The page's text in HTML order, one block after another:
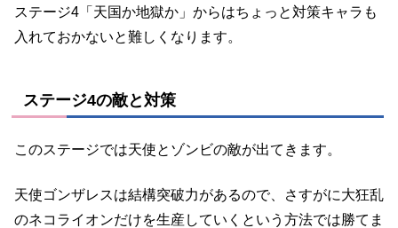
ステージ4「天国か地獄か」からはちょっと対策キャラも
入れておかないと難しくなります。
ステージ4の敵と対策
このステージでは天使とゾンビの敵が出てきます。
天使ゴンザレスは結構突破力があるので、さすがに大狂乱
のネコライオンだけを生産していくという方法では勝てま